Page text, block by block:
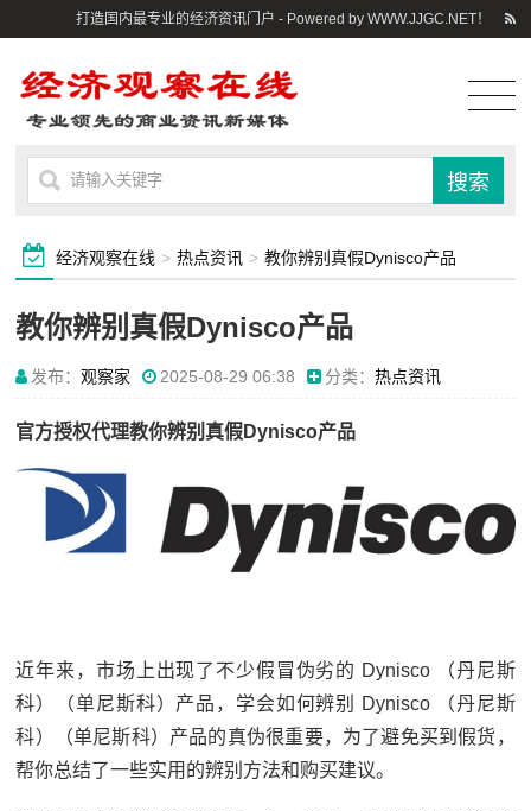
打造国内最专业的经济资讯门户 - Powered by WWW.JJGC.NET！
经济观察在线 > 热点资讯 > 教你辨别真假Dynisco产品
教你辨别真假Dynisco产品
发布：观察家 2025-08-29 06:38 分类：热点资讯
官方授权代理教你辨别真假Dynisco产品
近年来，市场上出现了不少假冒伪劣的 Dynisco （丹尼斯
科）（单尼斯科）产品，学会如何辨别 Dynisco （丹尼斯
科）（单尼斯科）产品的真伪很重要，为了避免买到假货，
帮你总结了一些实用的辨别方法和购买建议。